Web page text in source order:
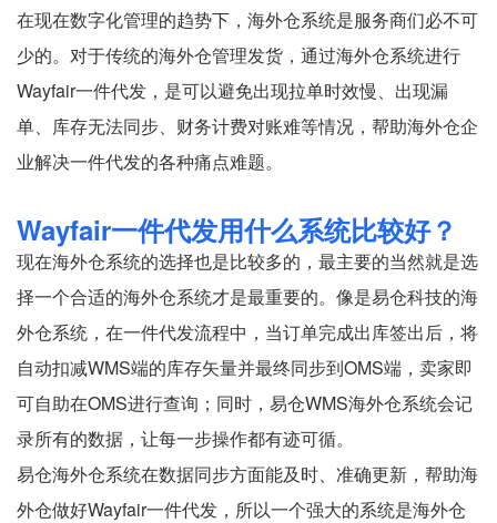
在现在数字化管理的趋势下，海外仓系统是服务商们必不可
少的。对于传统的海外仓管理发货，通过海外仓系统进行
Wayfair一件代发，是可以避免出现拉单时效慢、出现漏
单、库存无法同步、财务计费对账难等情况，帮助海外仓企
业解决一件代发的各种痛点难题。
Wayfair一件代发用什么系统比较好？
现在海外仓系统的选择也是比较多的，最主要的当然就是选
择一个合适的海外仓系统才是最重要的。像是易仓科技的海
外仓系统，在一件代发流程中，当订单完成出库签出后，将
自动扣减WMS端的库存矢量并最终同步到OMS端，卖家即
可自助在OMS进行查询；同时，易仓WMS海外仓系统会记
录所有的数据，让每一步操作都有迹可循。
易仓海外仓系统在数据同步方面能及时、准确更新，帮助海
外仓做好Wayfair一件代发，所以一个强大的系统是海外仓